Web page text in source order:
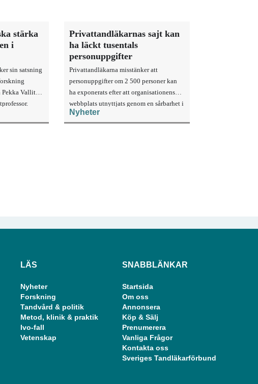
stärka
i
sin satsning
Pekka Vallittu
Privattandläkarnas sajt kan
ha läckt tusentals
personuppgifter
Privattandläkarna misstänker att
personuppgifter om 2 500 personer kan
ha exponerats efter att organisationens
webbplats utnyttjats genom en sårbarhet i
ett publiceringsverktyg.
Nyheter
LÄS
Nyheter
Forskning
Tandvård & politik
Metod, klinik & praktik
Ivo-fall
Vetenskap
SNABBLÄNKAR
Startsida
Om oss
Annonsera
Köp & Sälj
Prenumerera
Vanliga Frågor
Kontakta oss
Sveriges Tandläkarförbund